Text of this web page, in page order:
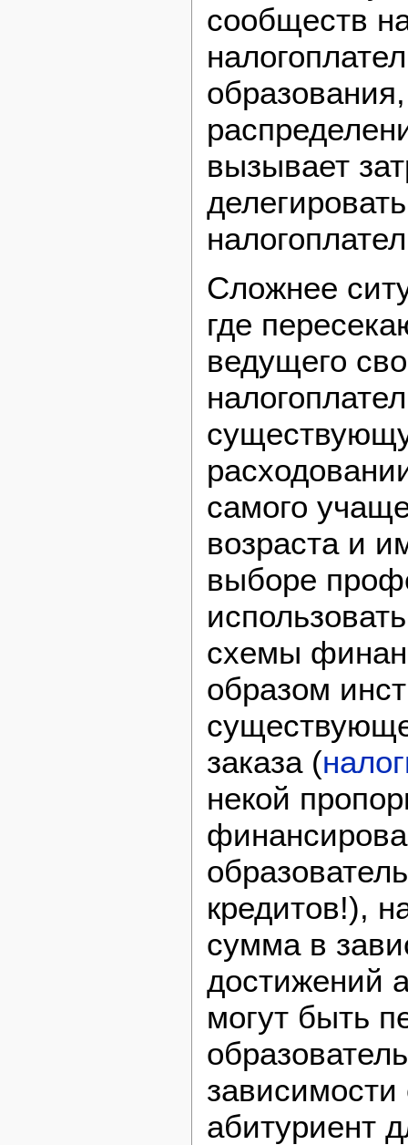
сообществ
вызывает
Сложнее
где
ведущего
самого
возраста и
выборе
схемы
образом
заказа (
некой
кредитов!),
сумма в
достижений
могут быть
зависимости
абитуриент